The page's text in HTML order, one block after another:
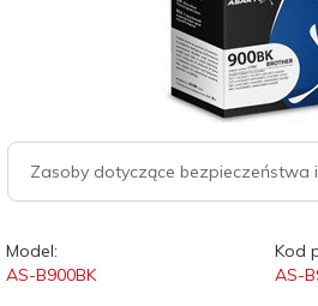
Zasoby dotyczące bezpieczeństwa
Model:
AS-B900BK
Kod
AS-